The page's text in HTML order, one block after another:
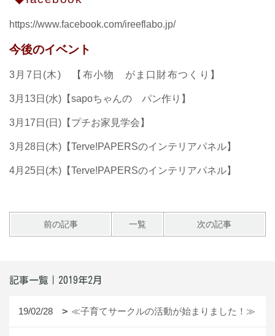
https://www.facebook.com/ireeflabo.jp/
今後のイベント
3月7日(木) 【布小物 がま口財布つくり】
3月13日(水)【sapoちゃんの パン作り】
3月17日(日)【プチお家見学会】
3月28日(木)【Terve!PAPERSのインテリアパネル】
4月25日(木)【Terve!PAPERSのインテリアパネル】
前の記事 一覧 次の記事
記事一覧｜2019年2月
19/02/28 ≪子育てサークルの活動が始まりました！≫